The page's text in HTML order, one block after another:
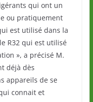
qui ont un
ou pratiquement
est utilisé dans la
R32 qui est utilisé
», a précisé M.
déjà dès
appareils de se
connait et